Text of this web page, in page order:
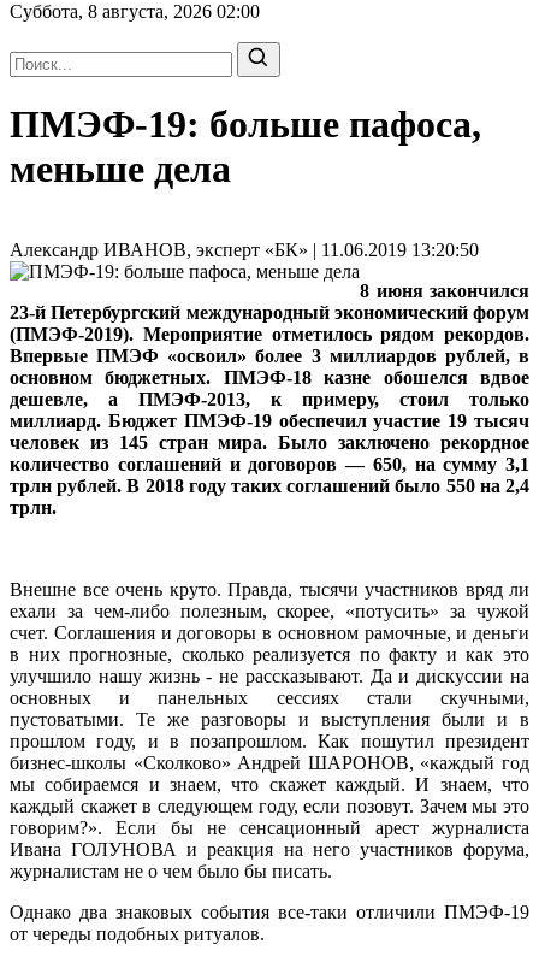
Суббота, 8 августа, 2026 02:00
ПМЭФ-19: больше пафоса,
меньше дела
Александр ИВАНОВ, эксперт «БК» | 11.06.2019 13:20:50
8 июня закончился
23-й Петербургский международный экономический форум
(ПМЭФ-2019). Мероприятие отметилось рядом рекордов.
Впервые ПМЭФ «освоил» более 3 миллиардов рублей, в
основном бюджетных. ПМЭФ-18 казне обошелся вдвое
дешевле, а ПМЭФ-2013, к примеру, стоил только
миллиард. Бюджет ПМЭФ-19 обеспечил участие 19 тысяч
человек из 145 стран мира. Было заключено рекордное
количество соглашений и договоров — 650, на сумму 3,1
трлн рублей. В 2018 году таких соглашений было 550 на 2,4
трлн.
Внешне все очень круто. Правда, тысячи участников вряд ли
ехали за чем-либо полезным, скорее, «потусить» за чужой
счет. Соглашения и договоры в основном рамочные, и деньги
в них прогнозные, сколько реализуется по факту и как это
улучшило нашу жизнь - не рассказывают. Да и дискуссии на
основных и панельных сессиях стали скучными,
пустоватыми. Те же разговоры и выступления были и в
прошлом году, и в позапрошлом. Как пошутил президент
бизнес-школы «Сколково» Андрей ШАРОНОВ, «каждый год
мы собираемся и знаем, что скажет каждый. И знаем, что
каждый скажет в следующем году, если позовут. Зачем мы это
говорим?». Если бы не сенсационный арест журналиста
Ивана ГОЛУНОВА и реакция на него участников форума,
журналистам не о чем было бы писать.
Однако два знаковых события все-таки отличили ПМЭФ-19
от череды подобных ритуалов.